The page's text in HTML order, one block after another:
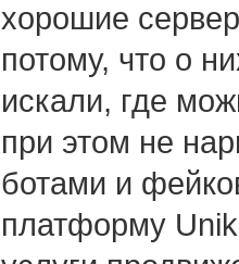
хорошие
потому, что о
искали, где
при этом не
ботами и
платформу